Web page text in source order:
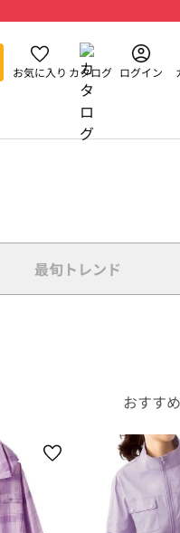
お気に入り カタログ ログイン
最旬トレンド